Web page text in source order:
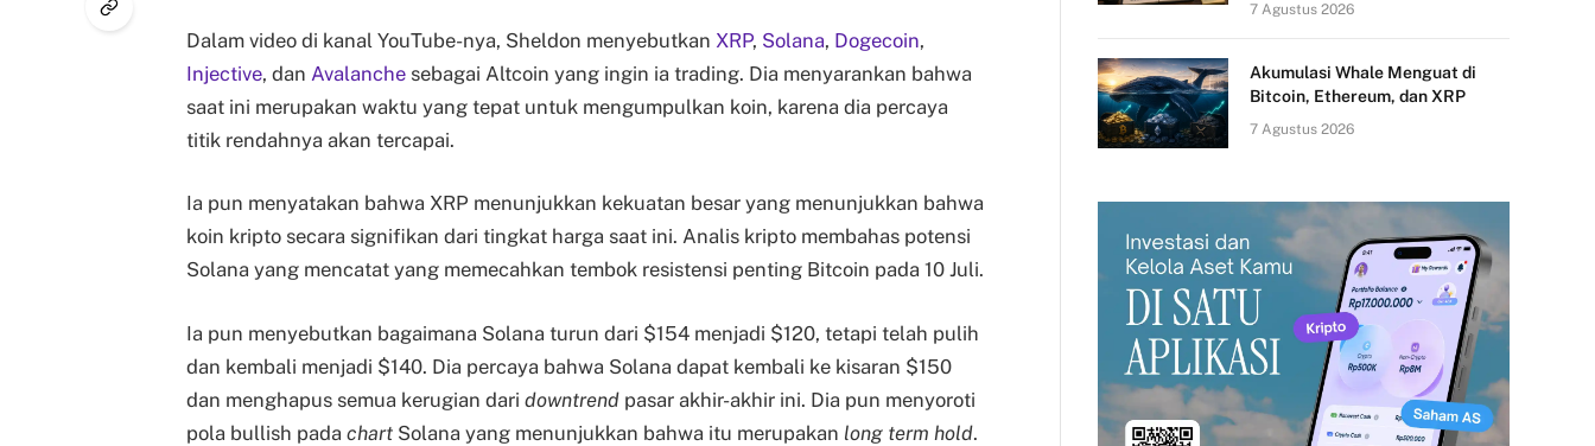
Dalam video di kanal YouTube-nya, Sheldon menyebutkan XRP, Solana, Dogecoin,
Injective, dan Avalanche sebagai Altcoin yang ingin ia trading. Dia menyarankan bahwa
saat ini merupakan waktu yang tepat untuk mengumpulkan koin, karena dia percaya
titik rendahnya akan tercapai.
Ia pun menyatakan bahwa XRP menunjukkan kekuatan besar yang menunjukkan bahwa
koin kripto secara signifikan dari tingkat harga saat ini. Analis kripto membahas potensi
Solana yang mencatat yang memecahkan tembok resistensi penting Bitcoin pada 10 Juli.
Ia pun menyebutkan bagaimana Solana turun dari $154 menjadi $120, tetapi telah pulih
dan kembali menjadi $140. Dia percaya bahwa Solana dapat kembali ke kisaran $150
dan menghapus semua kerugian dari downtrend pasar akhir-akhir ini. Dia pun menyoroti
pola bullish pada chart Solana yang menunjukkan bahwa itu merupakan long term hold.
7 Agustus 2026
Akumulasi Whale Menguat di
Bitcoin, Ethereum, dan XRP
7 Agustus 2026